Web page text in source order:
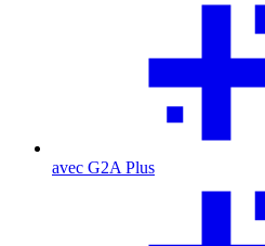
avec G2A Plus